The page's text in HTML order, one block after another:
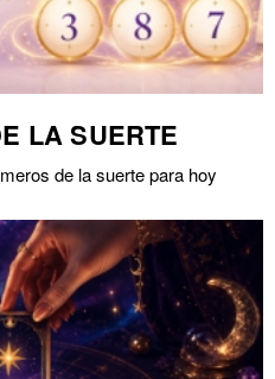
LA SUERTE
de la suerte para hoy